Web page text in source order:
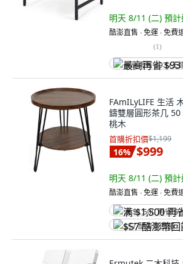
明天 8/11 (二) 預計
酷澎直售 ∙ 免運 ∙ 免費
(1)
最高再省 $93 (王
FAmILyLIFE 生活
鑄雙層圓形茶几
桃木
首購折扣價$1,199
16% $999
明天 8/11 (二) 預計
酷澎直售 ∙ 免運 ∙ 免費
满 $1,500 再省
$57 酷澎幣回饋